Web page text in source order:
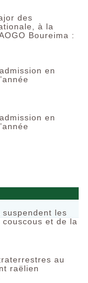
des
à la
Boureima :
en
en
les
et de la
au
raëlien